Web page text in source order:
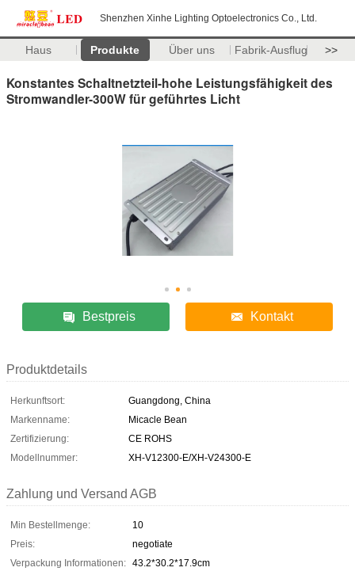
Shenzhen Xinhe Lighting Optoelectronics Co., Ltd.
Haus Produkte Über uns Fabrik-Ausflug >>
Konstantes Schaltnetzteil-hohe Leistungsfähigkeit des
Stromwandler-300W für geführtes Licht
Bestpreis Kontakt
Produktdetails
Herkunftsort:
Guangdong, China
Markenname:
Micacle Bean
Zertifizierung:
CE ROHS
Modellnummer:
XH-V12300-E/XH-V24300-E
Zahlung und Versand AGB
Min Bestellmenge:
10
Preis:
negotiate
Verpackung Informationen: 43.2*30.2*17.9cm